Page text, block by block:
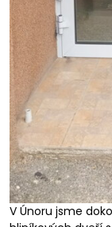
V Únoru jsme